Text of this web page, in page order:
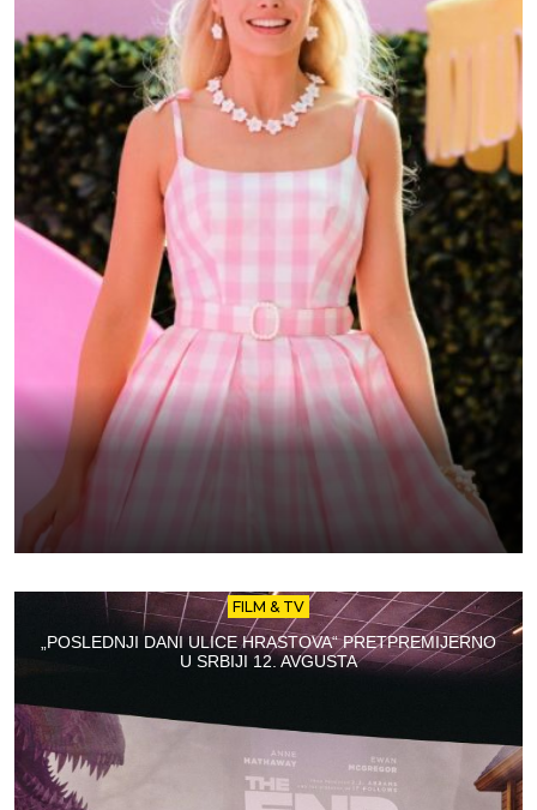
FILM & TV
„POSLEDNJI DANI ULICE HRASTOVA“ PRETPREMIJERNO
U SRBIJI 12. AVGUSTA